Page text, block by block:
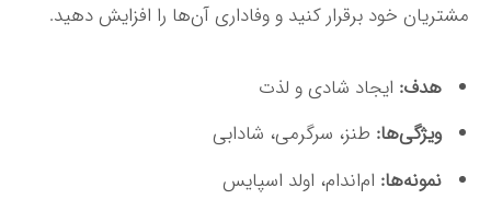
مشتریان خود برقرار کنید و وفاداری آن‌ها را افزایش دهید.
هدف: ایجاد شادی و لذت
ویژگی‌ها: طنز، سرگرمی، شادابی
نمونه‌ها: ام‌اندام، اولد اسپایس